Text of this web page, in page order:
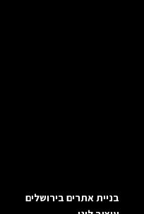
בניית אתרים בירושלים